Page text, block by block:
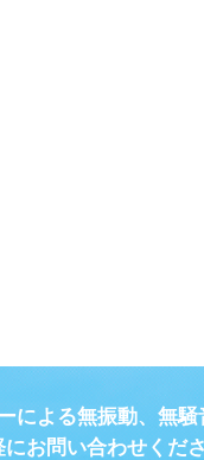
による無振動、無
お問い合わせくださ